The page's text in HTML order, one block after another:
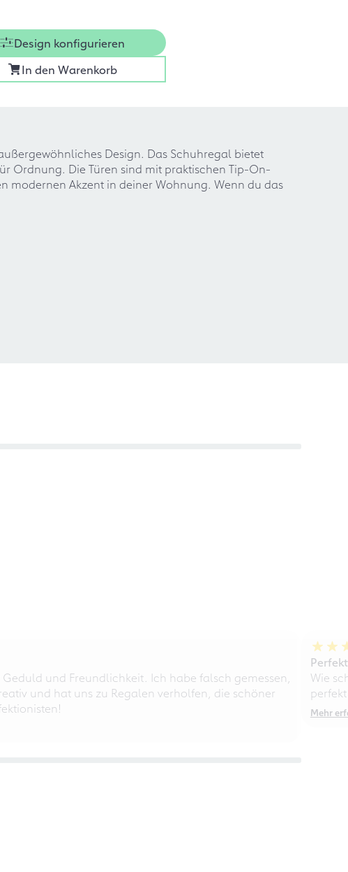
Design konfigurieren
In den Warenkorb
Design. Das Schuhregal bietet
Ordnung. Die Türen sind mit praktischen Tip-On-
modernen Akzent in deiner Wohnung. Wenn du das
und Freundlichkeit. Ich habe falsch gemessen,
und hat uns zu Regalen verholfen, die schöner
Wie
Mehr